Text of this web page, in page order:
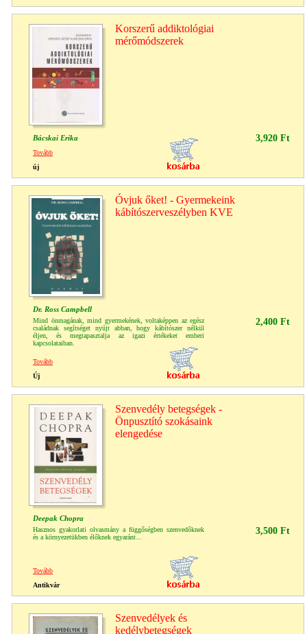
Korszerű addiktológiai
mérőmódszerek
Bácskai Erika 3,920 Ft
Tovább
új
Óvjuk őket! - Gyermekeink
kábítószerveszélyben KVE
Dr. Ross Campbell
Mind önmagának, mind gyermekének, voltaképpen az egész
családnak segítséget nyújt abban, hogy kábítószer nélkül
éljen, és megtapasztalja az igazi értékeket emberi
kapcsolataiban.
2,400 Ft
Tovább
Új
Szenvedély betegségek -
Önpusztító szokásaink
elengedése
Deepak Chopra
Hasznos gyakorlati olvasmány a függőségben szenvedőknek
és a környezetükben élőknek egyaránt...
3,500 Ft
Tovább
Antikvár
Szenvedélyek és
kedélybetegségek